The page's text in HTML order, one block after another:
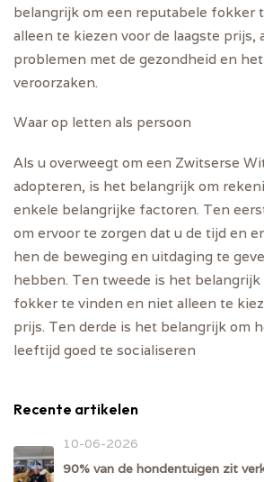
belangrijk om een ​​reputabele fokker
alleen te kiezen voor de laagste prijs,
problemen met de gezondheid en
veroorzaken.
Waar op letten als persoon
Als u overweegt om een ​​Zwitserse
adopteren, is het belangrijk om
enkele belangrijke factoren. Ten
om ervoor te zorgen dat u de tijd en
hen de beweging en uitdaging te
hebben. Ten tweede is het
fokker te vinden en niet alleen te
prijs. Ten derde is het belangrijk om
leeftijd goed te socialiseren
Recente artikelen
10-06-2026
90% van de hondentuigen zit